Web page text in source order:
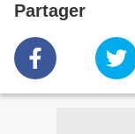
Partager